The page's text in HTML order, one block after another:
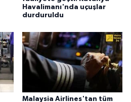
Havalimanı'nda uçuşlar
durduruldu
Malaysia Airlines'tan tüm